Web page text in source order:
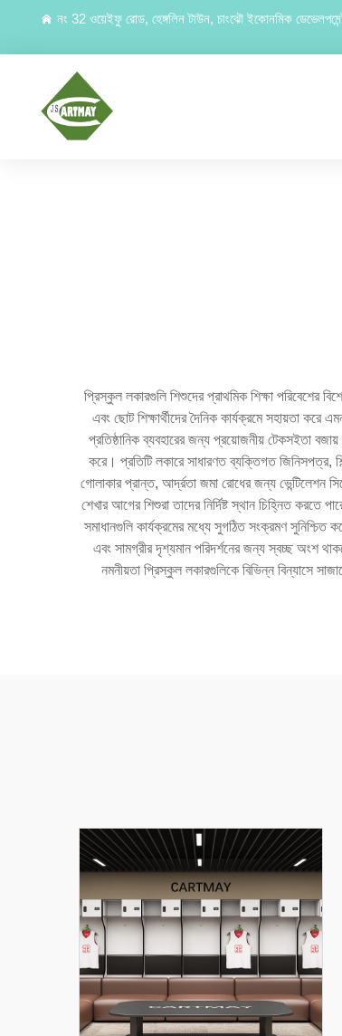
নং 32 ওয়েইফু রোড, হেঙ্গলিন টাউন, চাংঝৌ ইকোনমিক
প্রিস্কুল লকারগুলি শিশুদের প্রাথমিক শিক্ষা পরিবেশের
এবং ছোট শিক্ষার্থীদের দৈনিক কার্যক্রমে সহায়তা
প্রতিষ্ঠানিক ব্যবহারের জন্য প্রয়োজনীয় টেকসইতা
করে। প্রতিটি লকারে সাধারণত ব্যক্তিগত জিনিসপত্র,
গোলাকার প্রান্ত, আর্দ্রতা জমা রোধের জন্য ভেন্টিলেশন
শেখার আগের শিশুরা তাদের নির্দিষ্ট স্থান চিহ্নিত
সমাধানগুলি কার্যক্রমের মধ্যে সুগঠিত সংক্রমণ সুনিশ্চিত
এবং সামগ্রীর দৃশ্যমান পরিদর্শনের জন্য স্বচ্ছ অংশ
নমনীয়তা প্রিস্কুল লকারগুলিকে বিভিন্ন বিন্যাসে